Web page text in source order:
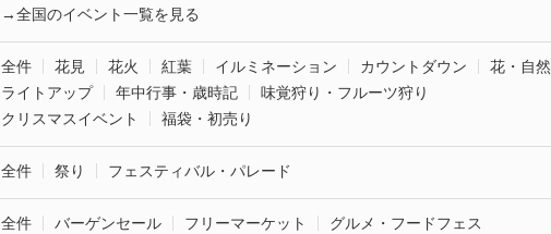
→全国のイベント一覧を見る
全件 花見 花火 紅葉 イルミネーション カウントダウン
花・自然
ライトアップ
年中行事・歳時記
味覚狩り・フルーツ狩り
クリスマスイベント
福袋・初売り
全件 祭り フェスティバル・パレード
全件 バーゲンセール フリーマーケット
グルメ・フードフェス